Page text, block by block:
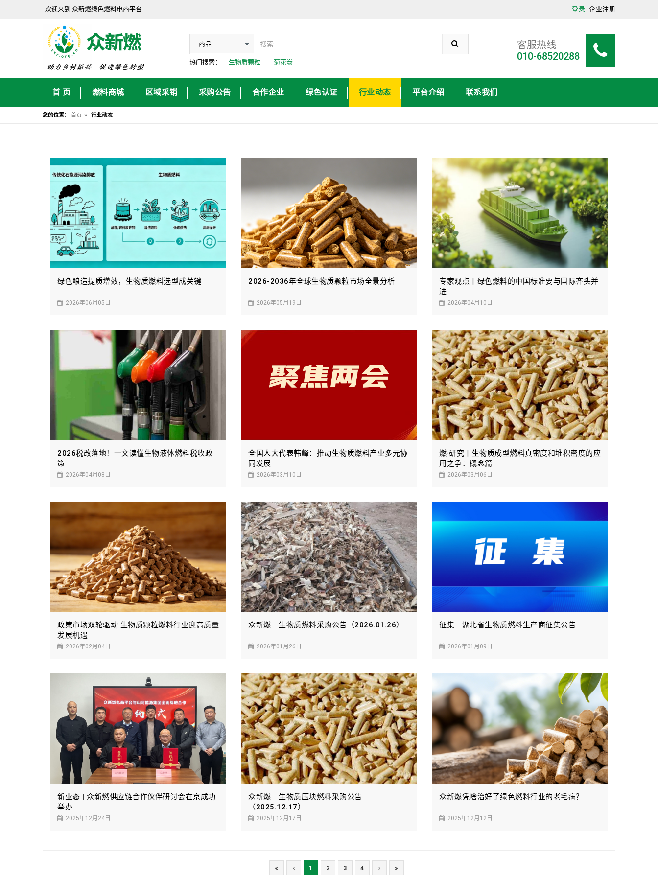
欢迎来到 众新燃绿色燃料电商平台 登录 企业注册
热门搜索： 生物质颗粒 菊花炭
客服热线
010-68520288
首 页 燃料商城 区域采销 采购公告 合作企业 绿色认证 行业动态 平台介绍 联系我们
您的位置： 首页 » 行业动态
绿色酿造提质增效，生物质燃料选型成关键
2026年06月05日
2026-2036年全球生物质颗粒市场全景分析
2026年05月19日
专家观点丨绿色燃料的中国标准要与国际齐头并
进
2026年04月10日
2026税改落地！一文读懂生物液体燃料税收政
策
2026年04月08日
全国人大代表韩峰：推动生物质燃料产业多元协
同发展
2026年03月10日
燃·研究丨生物质成型燃料真密度和堆积密度的应
用之争：概念篇
2026年03月06日
政策市场双轮驱动 生物质颗粒燃料行业迎高质量
发展机遇
2026年02月04日
众新燃｜生物质燃料采购公告（2026.01.26）
2026年01月26日
征集｜湖北省生物质燃料生产商征集公告
2026年01月09日
新业态 | 众新燃供应链合作伙伴研讨会在京成功
举办
2025年12月24日
众新燃｜生物质压块燃料采购公告
（2025.12.17）
2025年12月17日
众新燃凭啥治好了绿色燃料行业的老毛病？
2025年12月12日
1 2 3 4